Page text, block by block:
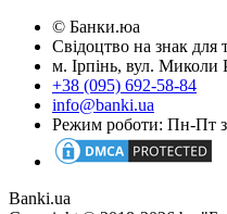
© Банки.юа
Свідоцтво на знак для
м. Ірпінь, вул. Миколи
+38 (095) 692-58-84
info@banki.ua
Режим роботи: Пн-Пт
Banki.ua